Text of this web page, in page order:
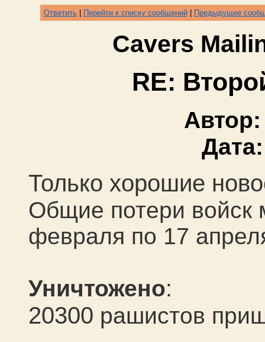
Ответить| Перейти к списку сообщений| Предыдущее
Cavers
RE:
Только хорошие
Общие потери войск
февраля по 17
Уничтожено:
20300 рашистов